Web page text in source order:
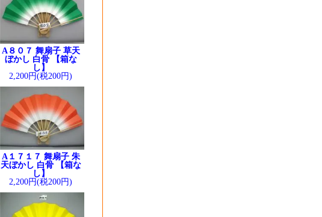
A８０７ 舞扇子 草天
ぼかし 白骨 【箱な
し】
2,200円(税200円)
A１７１７ 舞扇子 朱
天ぼかし 白骨 【箱な
し】
2,200円(税200円)